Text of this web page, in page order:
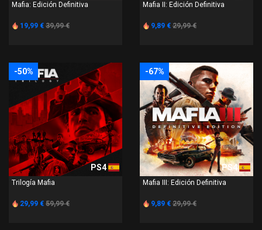
Mafia: Edición Definitiva
19,99 € 39,99 €
Mafia II: Edición Definitiva
9,89 € 29,99 €
-50%
PS4
Trilogía Mafia
29,99 € 59,99 €
-67%
PS4
Mafia III: Edición Definitiva
9,89 € 29,99 €